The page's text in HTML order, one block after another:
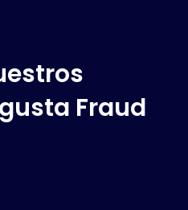
estros
gusta Fraud